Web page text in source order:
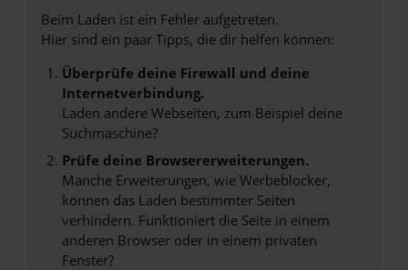
Beim Laden ist ein Fehler aufgetreten.
Hier sind ein paar Tipps, die dir helfen können:
Überprüfe deine Firewall und deine
Internetverbindung.
Laden andere Webseiten, zum Beispiel deine
Suchmaschine?
Prüfe deine Browsererweiterungen.
Manche Erweiterungen, wie Werbeblocker,
können das Laden bestimmter Seiten
verhindern. Funktioniert die Seite in einem
anderen Browser oder in einem privaten
Fenster?